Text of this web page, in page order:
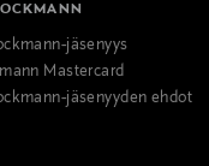
jäsenyys
Mastercard
jäsenyyden ehdot